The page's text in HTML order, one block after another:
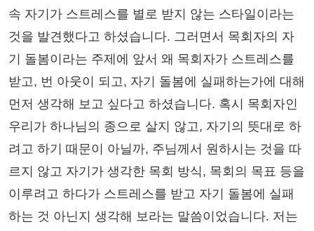
속 자기가 스트레스를 별로 받지 않는 스타일이라는
것을 발견했다고 하셨습니다. 그러면서 목회자의 자
기 돌봄이라는 주제에 앞서 왜 목회자가 스트레스를
받고, 번 아웃이 되고, 자기 돌봄에 실패하는가에 대해
먼저 생각해 보고 싶다고 하셨습니다. 혹시 목회자인
우리가 하나님의 종으로 살지 않고, 자기의 뜻대로 하
려고 하기 때문이 아닐까, 주님께서 원하시는 것을 따
르지 않고 자기가 생각한 목회 방식, 목회의 목표 등을
이루려고 하다가 스트레스를 받고 자기 돌봄에 실패
하는 것 아닌지 생각해 보라는 말씀이었습니다. 저는